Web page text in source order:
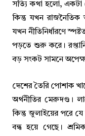
সত্যি কথা হলো, একটা
কিন্তু যখন রাজনৈতিক
যখন নীতিনির্ধারণে
পড়তে শুরু করে।
বড় সংকট সামনে
দেশের তৈরি পোশাক
অর্থনীতির মেরুদণ্ড।
কিন্তু জুলাইয়ের পরে
বন্ধ হয়ে গেছে।